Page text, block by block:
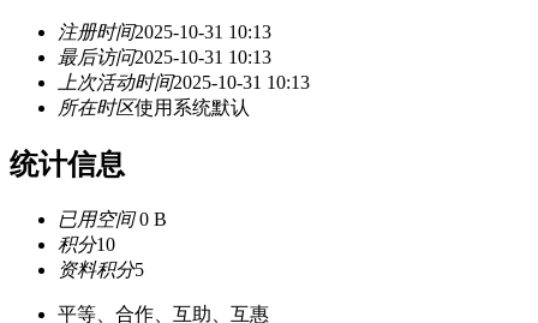
注册时间2025-10-31 10:13
最后访问2025-10-31 10:13
上次活动时间2025-10-31 10:13
所在时区使用系统默认
统计信息
已用空间0 B
积分10
资料积分5
平等、合作、互助、互惠